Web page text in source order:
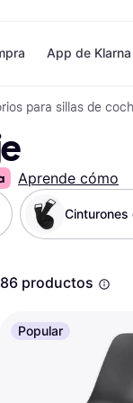
Formas de pago
Paga en 3 plazos
Paga en 30 días
Financiación
Klarna en Apple
Tiendas
Zalando Prive
Zara
JD Sports
Directorio de
App de Klarna
para sillas de
Aprende cómo
Cinturones
86 productos
Popular